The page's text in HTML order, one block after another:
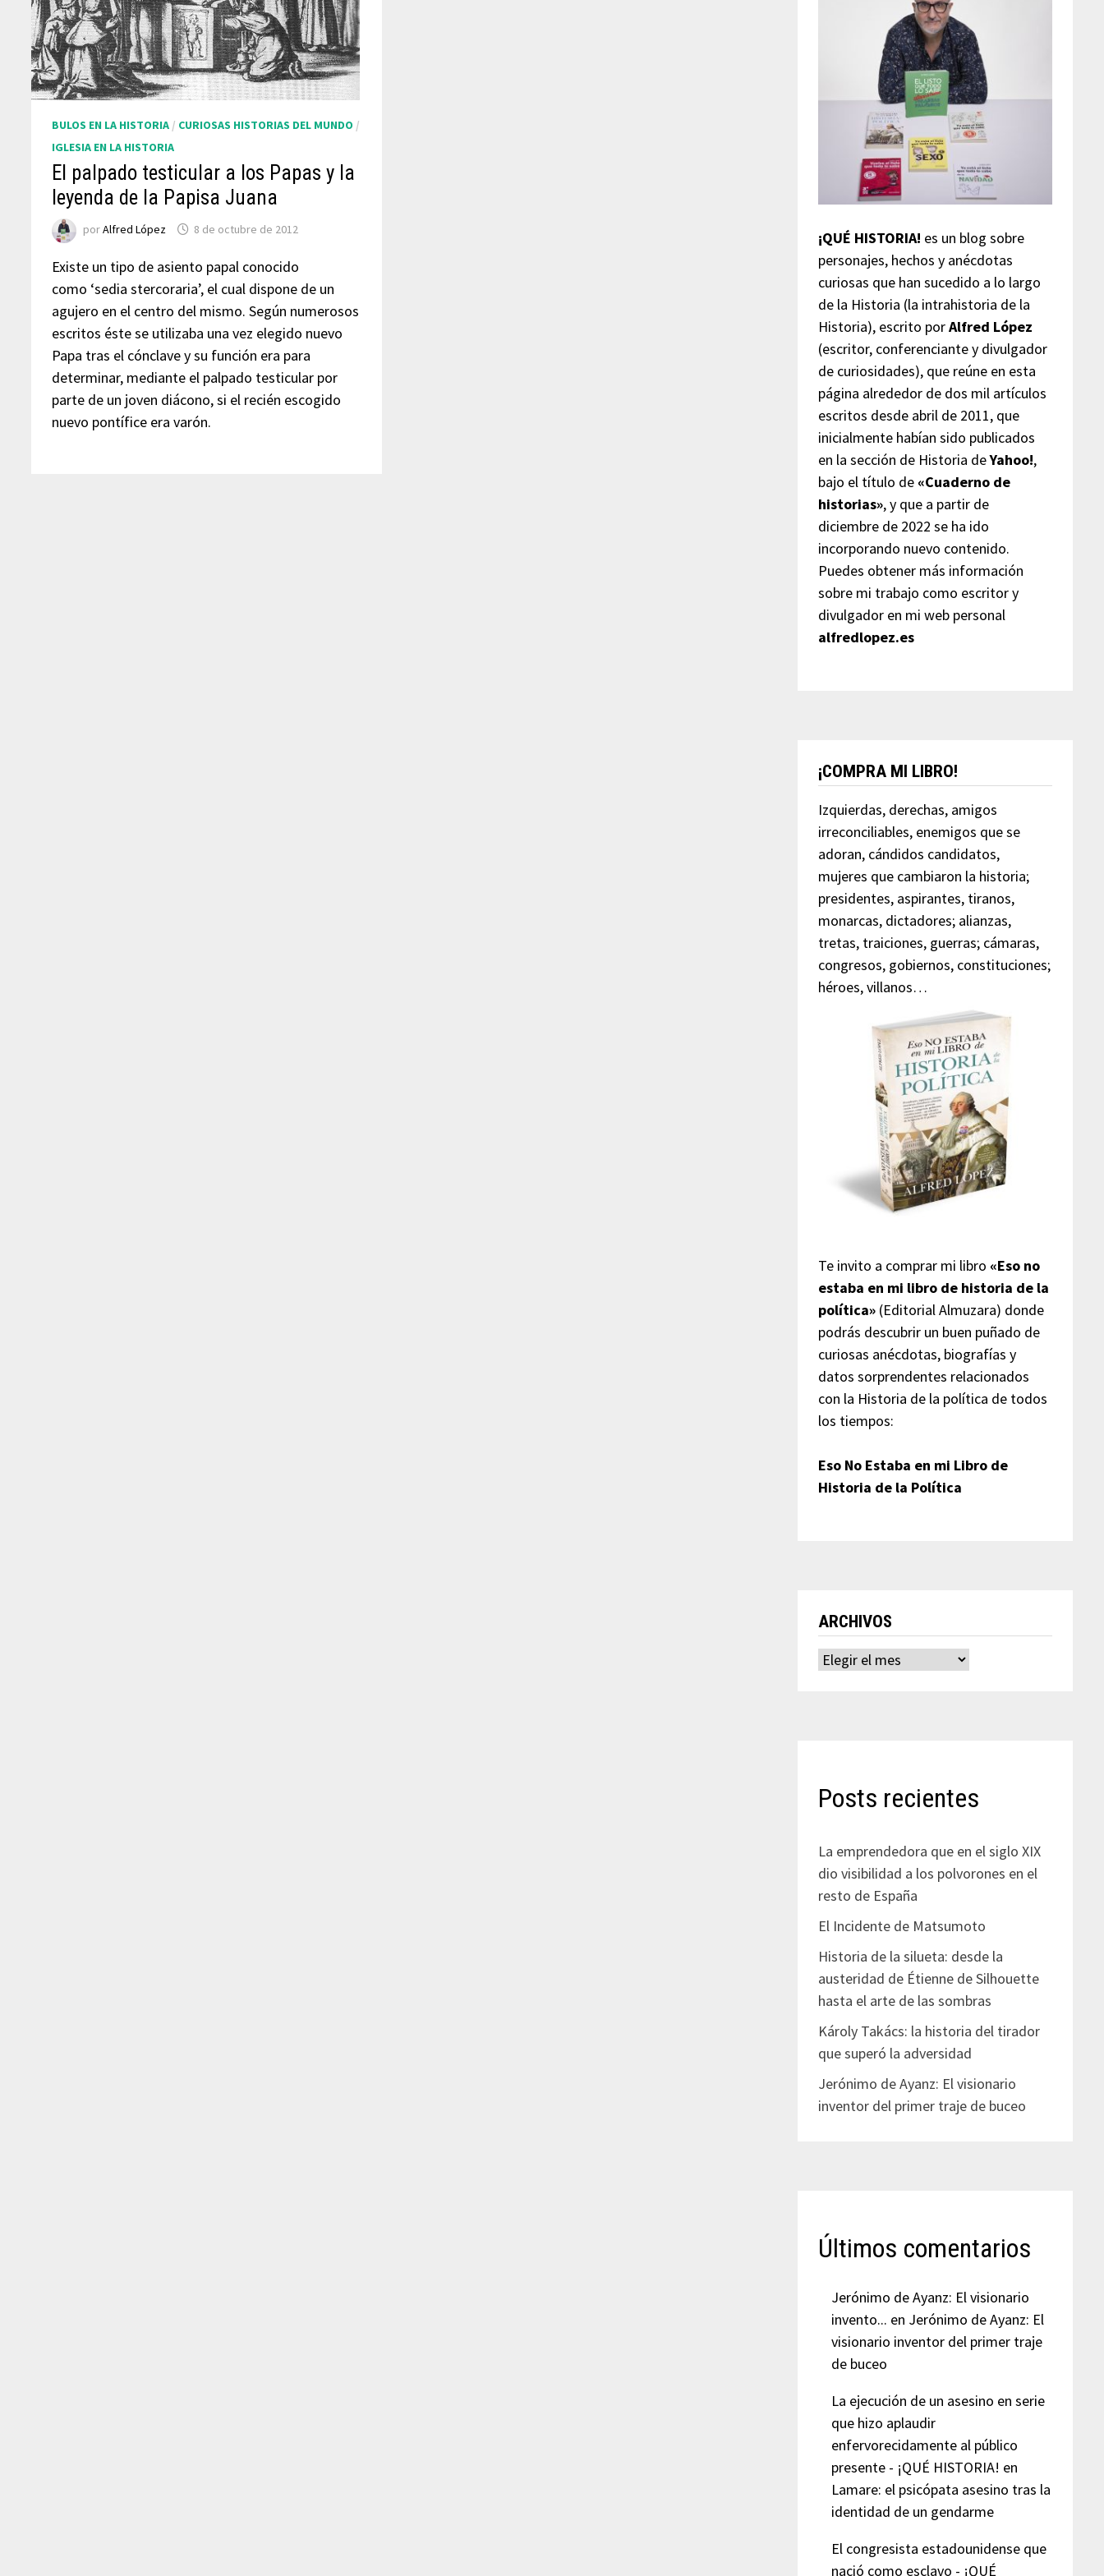
BULOS EN LA HISTORIA / CURIOSAS HISTORIAS DEL MUNDO /
IGLESIA EN LA HISTORIA
El palpado testicular a los Papas y la
leyenda de la Papisa Juana
porAlfred López 8 de octubre de 2012
Existe un tipo de asiento papal conocido
como ‘sedia stercoraria’, el cual dispone de un
agujero en el centro del mismo. Según numerosos
escritos éste se utilizaba una vez elegido nuevo
Papa tras el cónclave y su función era para
determinar, mediante el palpado testicular por
parte de un joven diácono, si el recién escogido
nuevo pontífice era varón.
¡QUÉ HISTORIA! es un blog sobre
personajes, hechos y anécdotas
curiosas que han sucedido a lo largo
de la Historia (la intrahistoria de la
Historia), escrito porAlfred López
(escritor, conferenciante y divulgador
de curiosidades), que reúne en esta
página alrededor de dos mil artículos
escritos desde abril de 2011, que
inicialmente habían sido publicados
en la sección de Historia deYahoo!,
bajo el título de «Cuaderno de
historias», y que a partir de
diciembre de 2022 se ha ido
incorporando nuevo contenido.
Puedes obtener más información
sobre mi trabajo como escritor y
divulgador en mi web personal
alfredlopez.es
¡COMPRA MI LIBRO!
Izquierdas, derechas, amigos
irreconciliables, enemigos que se
adoran, cándidos candidatos,
mujeres que cambiaron la historia;
presidentes, aspirantes, tiranos,
monarcas, dictadores; alianzas,
tretas, traiciones, guerras; cámaras,
congresos, gobiernos, constituciones;
héroes, villanos…
Te invito a comprar mi libro «Eso no
estaba en mi libro de historia de la
política»(Editorial Almuzara) donde
podrás descubrir un buen puñado de
curiosas anécdotas, biografías y
datos sorprendentes relacionados
con la Historia de la política de todos
los tiempos:
Eso No Estaba en mi Libro de
Historia de la Política
ARCHIVOS
Archivos
Posts recientes
La emprendedora que en el siglo XIX
dio visibilidad a los polvorones en el
resto de España
El Incidente de Matsumoto
Historia de la silueta: desde la
austeridad de Étienne de Silhouette
hasta el arte de las sombras
Károly Takács: la historia del tirador
que superó la adversidad
Jerónimo de Ayanz: El visionario
inventor del primer traje de buceo
Últimos comentarios
Jerónimo de Ayanz: El visionario
invento... en Jerónimo de Ayanz: El
visionario inventor del primer traje
de buceo
La ejecución de un asesino en serie
que hizo aplaudir
enfervorecidamente al público
presente - ¡QUÉ HISTORIA! en
Lamare: el psicópata asesino tras la
identidad de un gendarme
El congresista estadounidense que
nació como esclavo - ¡QUÉ